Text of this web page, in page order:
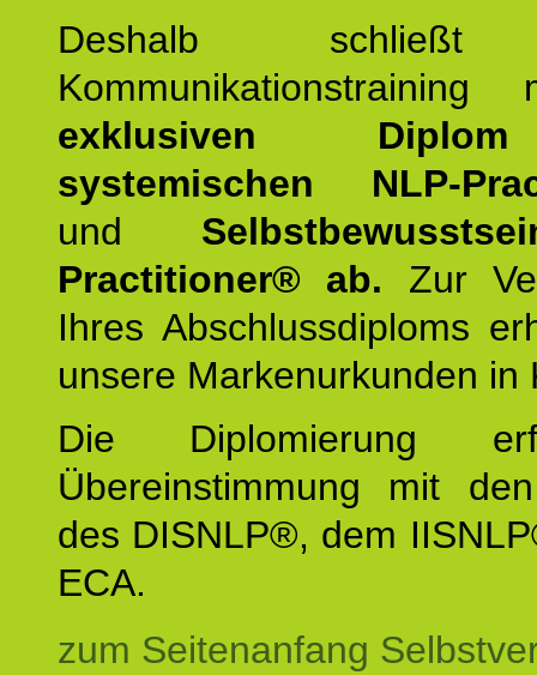
Deshalb schließt
exklusiven
systemischen NLP-
und
Practitioner® ab. Zur
Ihres Abschlussdiploms
unsere Markenurkunden in
Die Diplomierung
Übereinstimmung mit
des DISNLP®, dem
ECA.
zum Seitenanfang